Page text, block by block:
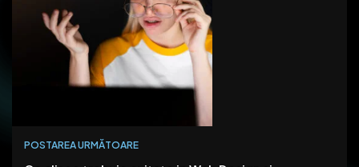
POSTAREA URMĂTOARE